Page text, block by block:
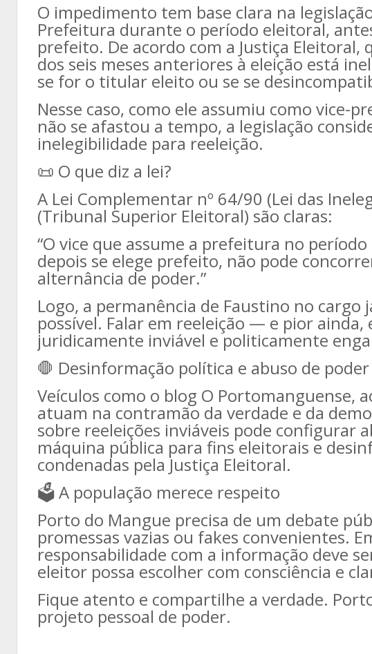
O impedimento tem base clara na
Prefeitura durante o período eleitoral,
prefeito. De acordo com a Justiça
dos seis meses anteriores à eleição está
se for o titular eleito ou se se
Nesse caso, como ele assumiu como
não se afastou a tempo, a legislação
inelegibilidade para reeleição.
📜 O que diz a lei?
A Lei Complementar nº 64/90 (Lei das
(Tribunal Superior Eleitoral) são claras:
“O vice que assume a prefeitura no
depois se elege prefeito, não pode
alternância de poder.”
Logo, a permanência de Faustino no
possível. Falar em reeleição — e pior
juridicamente inviável e politicamente
🛑 Desinformação política e abuso de poder
Veículos como o blog O Portomanguense,
atuam na contramão da verdade e da
sobre reeleições inviáveis pode configurar
máquina pública para fins eleitorais e
condenadas pela Justiça Eleitoral.
🗳️ A população merece respeito
Porto do Mangue precisa de um debate
promessas vazias ou fakes convenientes.
responsabilidade com a informação deve
eleitor possa escolher com consciência e
Fique atento e compartilhe a verdade.
projeto pessoal de poder.